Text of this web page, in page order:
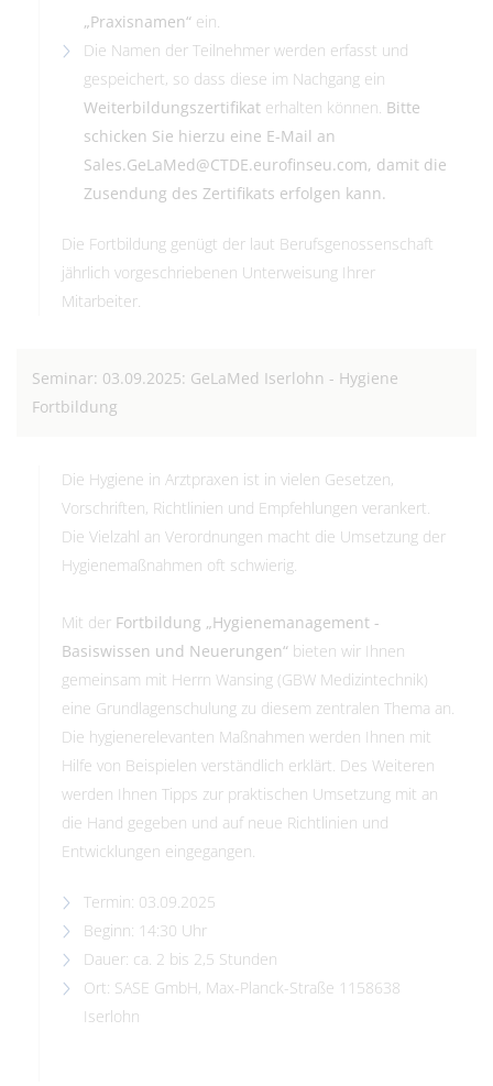
„Praxisnamen“ ein.
Die Namen der Teilnehmer werden erfasst und
gespeichert, so dass diese im Nachgang ein
Weiterbildungszertifikat erhalten können. Bitte
schicken Sie hierzu eine E-Mail an
Sales.GeLaMed@CTDE.eurofinseu.com, damit die
Zusendung des Zertifikats erfolgen kann.
Die Fortbildung genügt der laut Berufsgenossenschaft
jährlich vorgeschriebenen Unterweisung Ihrer
Mitarbeiter.
Seminar: 03.09.2025: GeLaMed Iserlohn - Hygiene
Fortbildung
Die Hygiene in Arztpraxen ist in vielen Gesetzen,
Vorschriften, Richtlinien und Empfehlungen verankert.
Die Vielzahl an Verordnungen macht die Umsetzung der
Hygienemaßnahmen oft schwierig.
Mit der Fortbildung „Hygienemanagement -
Basiswissen und Neuerungen“ bieten wir Ihnen
gemeinsam mit Herrn Wansing (GBW Medizintechnik)
eine Grundlagenschulung zu diesem zentralen Thema an.
Die hygienerelevanten Maßnahmen werden Ihnen mit
Hilfe von Beispielen verständlich erklärt. Des Weiteren
werden Ihnen Tipps zur praktischen Umsetzung mit an
die Hand gegeben und auf neue Richtlinien und
Entwicklungen eingegangen.
Termin: 03.09.2025
Beginn: 14:30 Uhr
Dauer: ca. 2 bis 2,5 Stunden
Ort: SASE GmbH, Max-Planck-Straße 1158638
Iserlohn